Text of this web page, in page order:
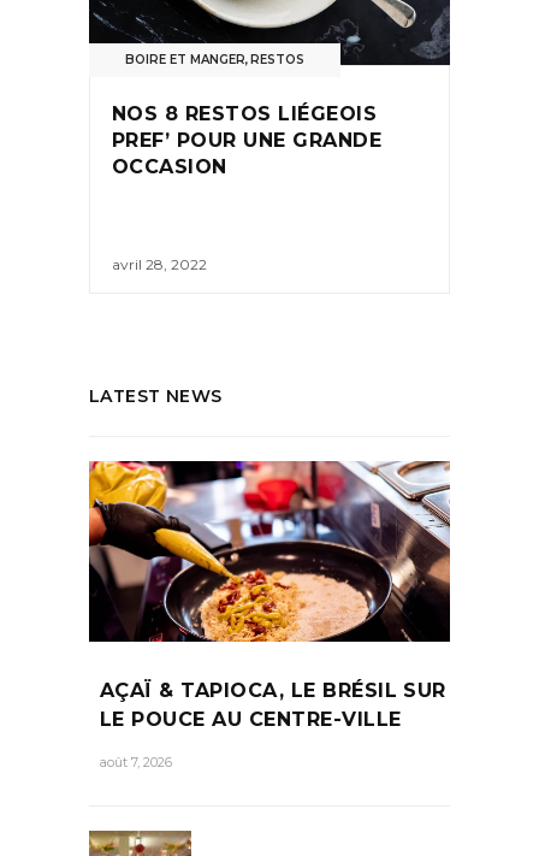
BOIRE ET MANGER,RESTOS
NOS 8 RESTOS LIÉGEOIS
PREF’ POUR UNE GRANDE
OCCASION
avril 28, 2022
LATEST NEWS
AÇAÏ & TAPIOCA, LE BRÉSIL SUR
LE POUCE AU CENTRE-VILLE
août 7, 2026